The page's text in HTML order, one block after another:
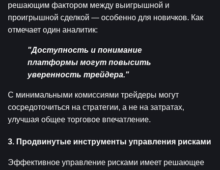
решающим фактором между выигрышной и
проигрышной сделкой — особенно для новичков. Как
отмечает один аналитик:
"Доступность и понимание
платформы могут повысить
уверенность трейдера."
С минимальными комиссиями трейдеры могут
сосредоточиться на стратегии, а не на затратах,
улучшая общее торговое впечатление.
3. Продвинутые инструменты управления рисками
Эффективное управление рисками имеет решающее